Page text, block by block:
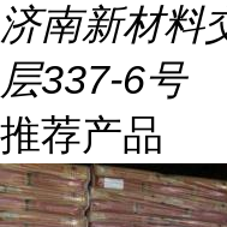
济南新材料
层337-6号
推荐产品